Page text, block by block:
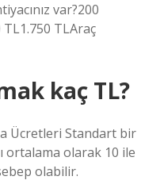
var?200
TL1.750 TLAraç
kaç TL?
Ücretleri Standart bir
ortalama olarak 10 ile
olabilir.